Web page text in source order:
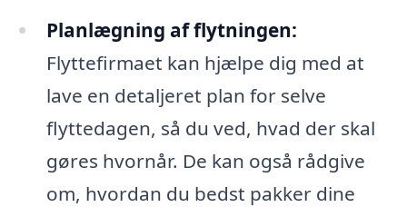
Planlægning af flytningen:
Flyttefirmaet kan hjælpe dig med at
lave en detaljeret plan for selve
flyttedagen, så du ved, hvad der skal
gøres hvornår. De kan også rådgive
om, hvordan du bedst pakker dine